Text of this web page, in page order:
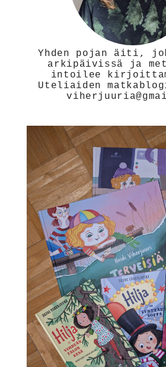
Yhden pojan äiti,
arkipäivissä ja
intoilee
Uteliaiden